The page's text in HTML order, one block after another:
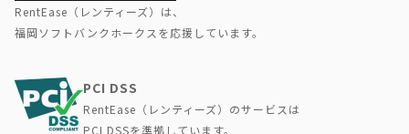
RentEase（レンティーズ）は、
福岡ソフトバンクホークスを応援しています。
PCI DSS
RentEase（レンティーズ）のサービスは
PCI DSSを準拠しています。